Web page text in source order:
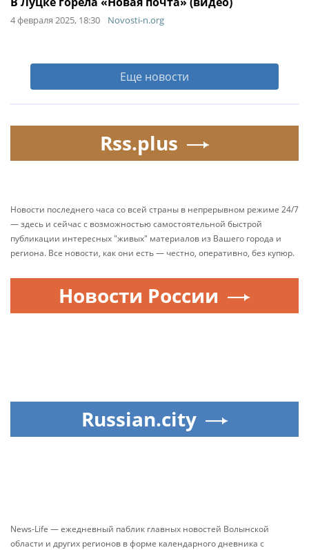
4 февраля 2025, 18:30 Novosti-n.org
Еще новости
Rss.plus
Новости последнего часа со всей страны в непрерывном режиме 24/7
— здесь и сейчас с возможностью самостоятельной быстрой
публикации интересных "живых" материалов из Вашего города и
региона. Все новости, как они есть — честно, оперативно, без купюр.
Новости России
Russian.city
News-Life — ежедневный паблик главных новостей Волынской
области и других регионов в форме календарного дневника с